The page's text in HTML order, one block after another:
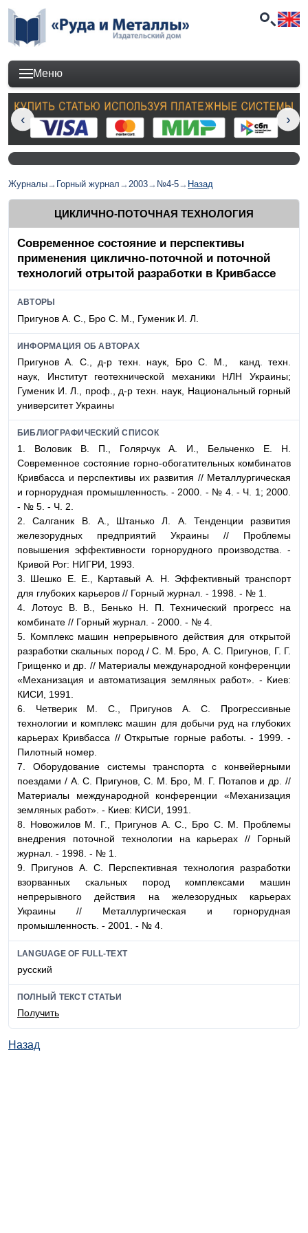
Меню
Журналы→ Горный журнал →2003→ №4-5→ Назад
ЦИКЛИЧНО-ПОТОЧНАЯ ТЕХНОЛОГИЯ
Современное состояние и перспективы
применения циклично-поточной и поточной
технологий отрытой разработки в Кривбассе
АВТОРЫ
Пригунов А. С., Бро С. М., Гуменик И. Л.
ИНФОРМАЦИЯ ОБ АВТОРАХ
Пригунов А. С., д-р техн. наук, Бро С. М., канд. техн.
наук, Институт геотехнической механики НЛН Украины;
Гуменик И. Л., проф., д-р техн. наук, Национальный горный
университет Украины
БИБЛИОГРАФИЧЕСКИЙ СПИСОК
1. Воловик В. П., Голярчук А. И., Бельченко Е. Н.
Современное состояние горно-обогатительных комбинатов
Кривбасса и перспективы их развития // Металлургическая
и горнорудная промышленность. -2000. - № 4. - Ч. 1; 2000.
- № 5. - Ч. 2.
2.Салганик В. А., Штанько Л. А. Тенденции развития
железорудных предприятий Украины // Проблемы
повышения эффективности горнорудного производства. -
Кривой Рог: НИГРИ, 1993.
3. Шешко Е. Е., Картавый А. Н. Эффективный транспорт
для глубоких карьеров // Горный журнал. - 1998. - № 1.
4. Лотоус В. В., Бенько Н. П.Технический прогресс на
комбинате // Горный журнал. - 2000. - № 4.
5. Комплекс машин непрерывного действия для открытой
разработки скальных пород / С. М. Бро, А. С. Пригунов, Г. Г.
Грищенко и др. // Материалы международной конференции
«Механизация и автоматизация земляных работ». - Киев:
КИСИ, 1991.
6. Четверик М. С., Пригунов А. С. Прогрессивные
технологии и комплекс машин для добычи руд на глубоких
карьерах Кривбасса // Открытые горные работы. - 1999. -
Пилотный номер.
7. Оборудование системы транспорта с конвейерными
поездами / А. С. Пригунов, С. М. Бро, М. Г. Потапов и др. //
Материалы международной конференции «Механизация
земляных работ». - Киев: КИСИ, 1991.
8. Новожилов М. Г., Пригунов А. С., Бро С. М. Проблемы
внедрения поточной технологии на карьерах // Горный
журнал. - 1998. - № 1.
9. Пригунов А. С. Перспективная технология разработки
взорванных скальных пород комплексами машин
непрерывного действия на железорудных карьерах
Украины // Металлургическая и горнорудная
промышленность. - 2001. - № 4.
LANGUAGE OF FULL-TEXT
русский
ПОЛНЫЙ ТЕКСТ СТАТЬИ
Получить
Назад